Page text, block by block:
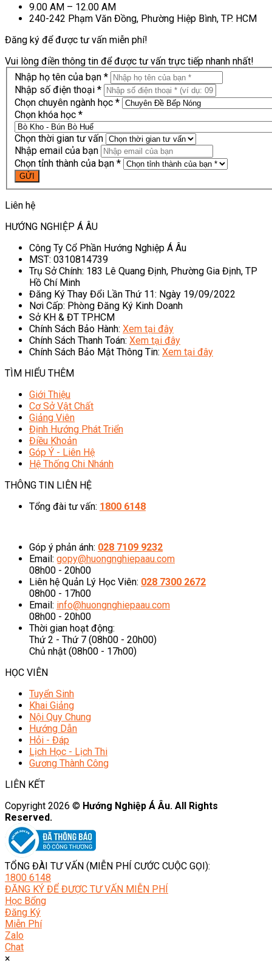
9.00 AM – 12.00 AM
240-242 Phạm Văn Đồng, Phường Hiệp Bình, TP. HCM
Đăng ký để được tư vấn miễn phí!
Vui lòng điền thông tin để được tư vấn trực tiếp nhanh nhất!
Nhập họ tên của bạn *
Nhập số điện thoại *
Chọn chuyên ngành học *
Chọn khóa học *
Chọn thời gian tư vấn
Nhập email của bạn
Chọn tỉnh thành của bạn *
Liên hệ
HƯỚNG NGHIỆP Á ÂU
Công Ty Cổ Phần Hướng Nghiệp Á Âu
MST: 0310814739
Trụ Sở Chính: 183 Lê Quang Định, Phường Gia Định, TP
Hồ Chí Minh
Đăng Ký Thay Đổi Lần Thứ 11: Ngày 19/09/2022
Nơi Cấp: Phòng Đăng Ký Kinh Doanh
Sở KH & ĐT TP.HCM
Chính Sách Bảo Hành: Xem tại đây
Chính Sách Thanh Toán: Xem tại đây
Chính Sách Bảo Mật Thông Tin: Xem tại đây
TÌM HIỂU THÊM
Giới Thiệu
Cơ Sở Vật Chất
Giảng Viên
Định Hướng Phát Triển
Điều Khoản
Góp Ý - Liên Hệ
Hệ Thống Chi Nhánh
THÔNG TIN LIÊN HỆ
Tổng đài tư vấn: 1800 6148
Góp ý phản ánh: 028 7109 9232
Email: gopy@huongnghiepaau.com
08h00 - 20h00
Liên hệ Quản Lý Học Viên: 028 7300 2672
08h00 - 17h00
Email: info@huongnghiepaau.com
08h00 - 20h00
Thời gian hoạt động:
Thứ 2 - Thứ 7 (08h00 - 20h00)
Chủ nhật (08h00 - 17h00)
HỌC VIÊN
Tuyển Sinh
Khai Giảng
Nội Quy Chung
Hướng Dẫn
Hỏi - Đáp
Lịch Học - Lịch Thi
Gương Thành Công
LIÊN KẾT
Copyright 2026 © Hướng Nghiệp Á Âu. All Rights
Reserved.
TỔNG ĐÀI TƯ VẤN (MIỄN PHÍ CƯỚC CUỘC GỌI):
1800 6148
ĐĂNG KÝ ĐỂ ĐƯỢC TƯ VẤN MIỄN PHÍ
Học Bổng
Đăng Ký
Miễn Phí
Zalo
Chat
×